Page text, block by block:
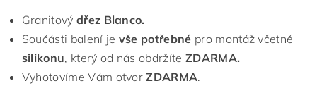
Granitový dřez Blanco.
Součásti balení je vše potřebné pro montáž včetně
silikonu, který od nás obdržíte ZDARMA.
Vyhotovíme Vám otvorZDARMA.